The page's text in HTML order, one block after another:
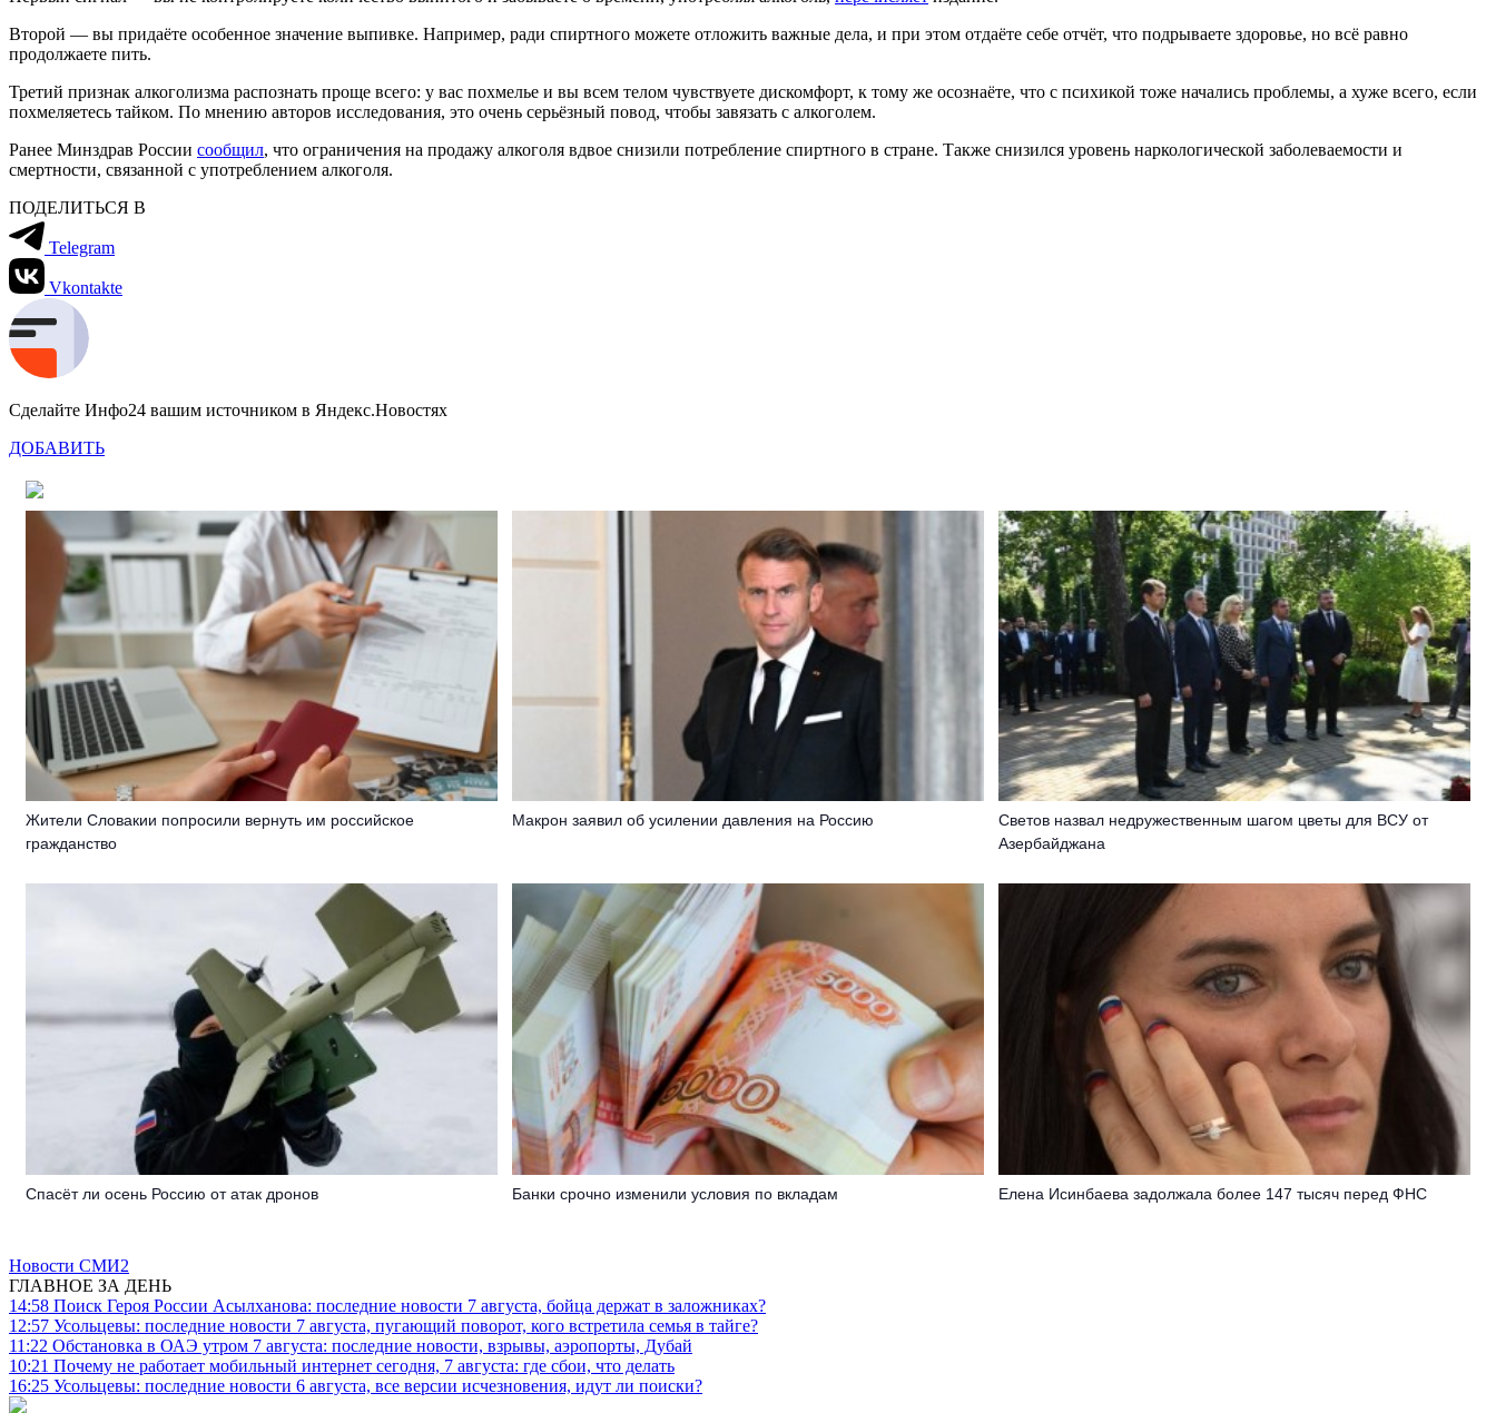
Второй — вы придаёте особенное значение выпивке. Например, ради спиртного можете отложить важные дела, и при этом отдаёте себе отчёт, что подрываете здоровье, но всё равно
продолжаете пить.
Третий признак алкоголизма распознать проще всего: у вас похмелье и вы всем телом чувствуете дискомфорт, к тому же осознаёте, что с психикой тоже начались проблемы, а хуже всего, если
похмеляетесь тайком. По мнению авторов исследования, это очень серьёзный повод, чтобы завязать с алкоголем.
Ранее Минздрав России сообщил, что ограничения на продажу алкоголя вдвое снизили потребление спиртного в стране. Также снизился уровень наркологической заболеваемости и
смертности, связанной с употреблением алкоголя.
ПОДЕЛИТЬСЯ В
Telegram
Vkontakte
Сделайте Инфо24 вашим источником в Яндекс.Новостях
ДОБАВИТЬ
Жители Словакии попросили вернуть им российское
гражданство
Макрон заявил об усилении давления на Россию
Светов назвал недружественным шагом цветы для ВСУ от
Азербайджана
Спасёт ли осень Россию от атак дронов Банки срочно изменили условия по вкладам Елена Исинбаева задолжала более 147 тысяч перед ФНС
Новости СМИ2
ГЛАВНОЕ ЗА ДЕНЬ
14:58 Поиск Героя России Асылханова: последние новости 7 августа, бойца держат в заложниках?
12:57 Усольцевы: последние новости 7 августа, пугающий поворот, кого встретила семья в тайге?
11:22 Обстановка в ОАЭ утром 7 августа: последние новости, взрывы, аэропорты, Дубай
10:21 Почему не работает мобильный интернет сегодня, 7 августа: где сбои, что делать
16:25 Усольцевы: последние новости 6 августа, все версии исчезновения, идут ли поиски?